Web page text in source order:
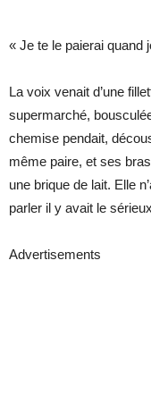
« Je te le paierai quand
La voix venait d’une
supermarché,
chemise pendait,
même paire, et ses
une brique de lait. Elle
parler il y avait le
Advertisements